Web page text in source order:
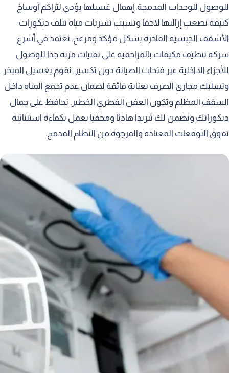
للوصول للوحدات المدمجة. إهمال غسيلها يؤدي لتراكم أوساخ
كثيفة تصعب إزالتها لاحقا وتسبب تسربات مياه تتلف ديكورات
الأسقف الجبسية الفاخرة بشكل مؤكد ومزعج. نعتمد في أسرع
شركة تنظيف مكيفات بالمزاحمية على تقنيات مرنة جدا للوصول
للأجزاء الداخلية عبر فتحات الصيانة دون تكسير. نقوم بغسيل المبخر
وتسليك مجاري الصرف بعناية فائقة لضمان عدم تجمع المياه داخل
السقف المظلم وتكون العفن الفطري الخطير. نحافظ على جمال
ديكوراتك ونضمن لك تبريدا هادئا ومخفيا يعمل بكفاءة استثنائية
تفوق التوقعات المعتادة والمرجوة من النظام المدمج.